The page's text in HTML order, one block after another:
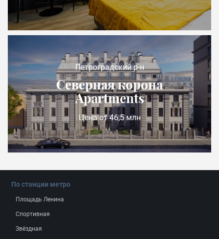
Петроградский р-н
Северная корона
Apartments
Цена от 46,5 млн
По станции метро
Площадь Ленина
Спортивная
Звёздная